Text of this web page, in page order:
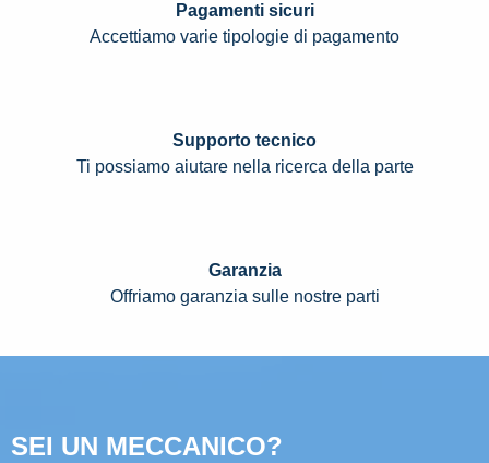
Pagamenti sicuri
Accettiamo varie tipologie di pagamento
Supporto tecnico
Ti possiamo aiutare nella ricerca della parte
Garanzia
Offriamo garanzia sulle nostre parti
SEI UN MECCANICO?